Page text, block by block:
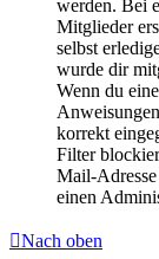
werden. Bei
Mitglieder
selbst
wurde dir
Wenn du
korrekt
Filter
Mail-
einen
Nach oben